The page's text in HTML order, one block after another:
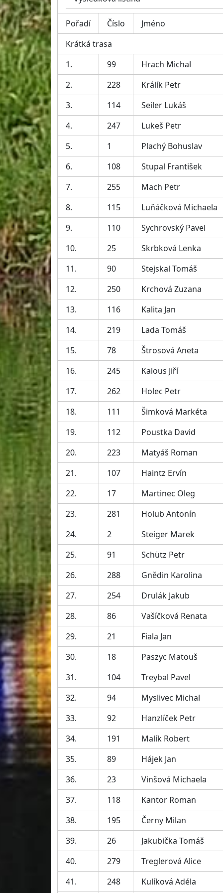
Pořadí Číslo
Jméno
Krátká trasa
1.
99
Hrach Michal
2.
228
Králík Petr
3.
114
Seiler Lukáš
4.
247
Lukeš Petr
5.
1
Plachý Bohuslav
6.
108
Stupal František
7.
255
Mach Petr
8.
115
Luňáčková Michaela
9.
110
Sychrovský Pavel
10.
25
Skrbková Lenka
11.
90
Stejskal Tomáš
12.
250
Krchová Zuzana
13.
116
Kalita Jan
14.
219
Lada Tomáš
15.
78
Štrosová Aneta
16.
245
Kalous Jiří
17.
262
Holec Petr
18.
111
Šimková Markéta
19.
112
Poustka David
20.
223
Matyáš Roman
21.
107
Haintz Ervín
22.
17
Martinec Oleg
23.
281
Holub Antonín
24.
2
Steiger Marek
25.
91
Schütz Petr
26.
288
Gnědin Karolina
27.
254
Drulák Jakub
28.
86
Vašíčková Renata
29.
21
Fiala Jan
30.
18
Paszyc Matouš
31.
104
Treybal Pavel
32.
94
Myslivec Michal
33.
92
Hanzlíček Petr
34.
191
Malík Robert
35.
89
Hájek Jan
36.
23
Vinšová Michaela
37.
118
Kantor Roman
38.
195
Černy Milan
39.
26
Jakubička Tomáš
40.
279
Treglerová Alice
41.
248 Kulíková Adéla